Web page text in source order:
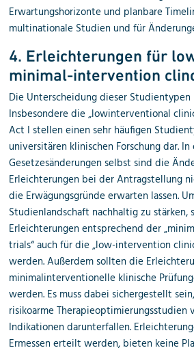
Erwartungshorizonte und planbare
multinationale Studien und für
4. Erleichterungen für
minimal-intervention
Die Unterscheidung dieser
Insbesondere die „lowinterventional
Act I stellen einen sehr häufigen
universitären klinischen Forschung dar.
Gesetzesänderungen selbst sind die
Erleichterungen bei der Antragstellung
die Erwägungsgründe erwarten lassen.
Studienlandschaft nachhaltig zu stärken,
Erleichterungen entsprechend der
trials“ auch für die „low-intervention
werden. Außerdem sollten die
minimalinterventionelle klinische
werden. Es muss dabei sichergestellt
risikoarme Therapieoptimierungsstudien
Indikationen darunterfallen.
Ermessen erteilt werden, bieten keine